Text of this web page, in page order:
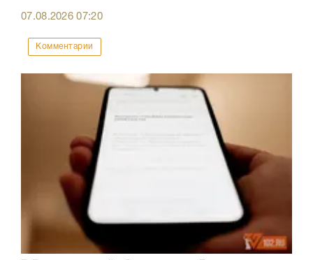
07.08.202607:20
Комментарии